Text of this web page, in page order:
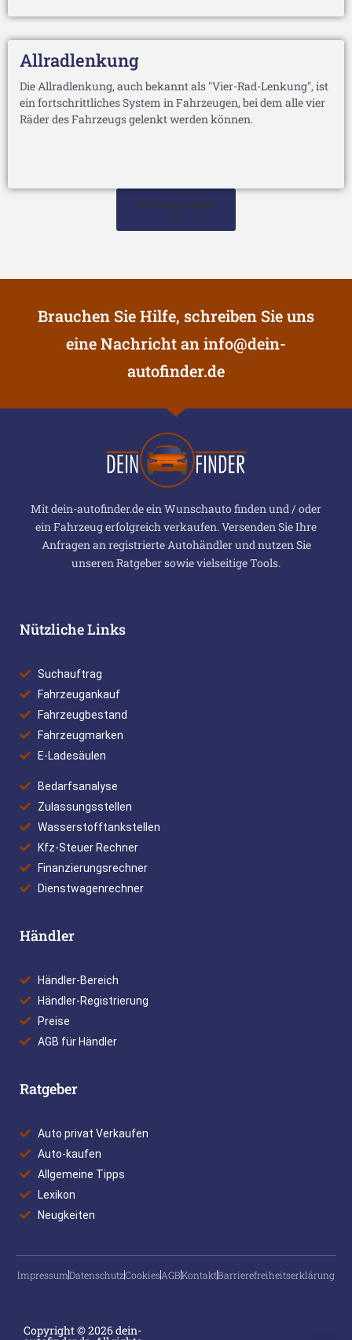
Allradlenkung
Die Allradlenkung, auch bekannt als "Vier-Rad-Lenkung", ist
ein fortschrittliches System in Fahrzeugen, bei dem alle vier
Räder des Fahrzeugs gelenkt werden können.
weitere zeigen
Brauchen Sie Hilfe, schreiben Sie uns
eine Nachricht aninfo@dein-
autofinder.de
Mit dein-autofinder.de ein Wunschauto finden und / oder
ein Fahrzeug erfolgreich verkaufen. Versenden Sie Ihre
Anfragen an registrierte Autohändler und nutzen Sie
unseren Ratgeber sowie vielseitige Tools.
Nützliche Links
Suchauftrag
Fahrzeugankauf
Fahrzeugbestand
Fahrzeugmarken
E-Ladesäulen
Bedarfsanalyse
Zulassungsstellen
Wasserstofftankstellen
Kfz-Steuer Rechner
Finanzierungsrechner
Dienstwagenrechner
Händler
Händler-Bereich
Händler-Registrierung
Preise
AGB für Händler
Ratgeber
Auto privat Verkaufen
Auto-kaufen
Allgemeine Tipps
Lexikon
Neugkeiten
ImpressumDatenschutzCookiesAGBKontaktBarrierefreiheitserklärung
Copyright © 2026 dein-